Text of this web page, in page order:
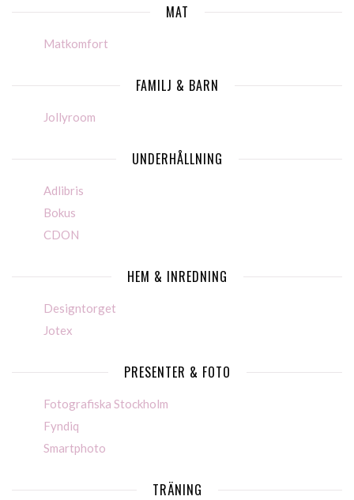
MAT
Matkomfort
FAMILJ & BARN
Jollyroom
UNDERHÅLLNING
Adlibris
Bokus
CDON
HEM & INREDNING
Designtorget
Jotex
PRESENTER & FOTO
Fotografiska Stockholm
Fyndiq
Smartphoto
TRÄNING